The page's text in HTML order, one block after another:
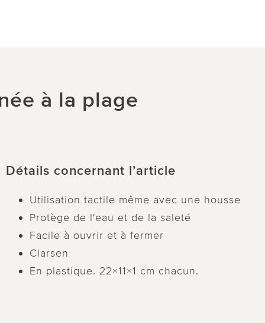
à la plage
Détails concernant l’article
Utilisation tactile même avec une housse
Protège de l'eau et de la saleté
Facile à ouvrir et à fermer
Clarsen
En plastique. 22×11×1 cm chacun.